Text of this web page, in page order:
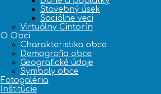
Stavebný úsek
Sociálne veci
Virtuálny Cintorín
O Obci
Charakteristika obce
Demografia obce
Geografické údaje
Symboly obce
Fotogaléria
Inštitúcie